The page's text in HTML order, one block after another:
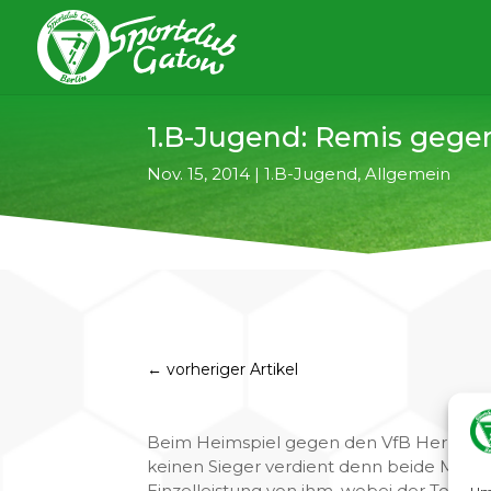
1.B-Jugend: Remis
Nov. 15, 2014 |1.B-Jugend,Allgemein
←vorheriger Artikel
Beim Heimspiel gegen den VfB
keinen Sieger verdient denn beide